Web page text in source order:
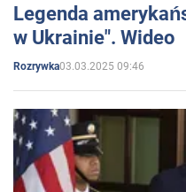
Legenda
w Ukrainie". Wideo
Rozrywka03.03.2025 09:46